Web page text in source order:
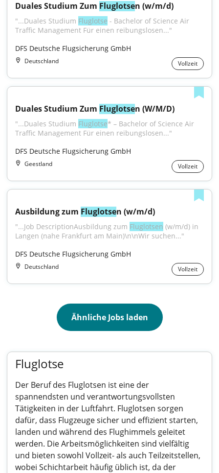
Duales Studium Zum Fluglotsen (w/m/d)
"...Duales Studium Fluglotse - Bachelor of Science Air
Traffic Management Für einen reibungslosen..."
DFS Deutsche Flugsicherung GmbH
Deutschland Vollzeit
Duales Studium Zum Fluglotsen (W/M/D)
"...Duales Studium Fluglotse* – Bachelor of Science Air
Traffic Management Für einen reibungslosen..."
DFS Deutsche Flugsicherung GmbH
Geestland Vollzeit
Ausbildung zum Fluglotsen (w/m/d)
"...Job DescriptionAusbildung zum Fluglotsen (w/m/d) in
Langen (nahe Frankfurt am Main)\n\nWir suchen..."
DFS Deutsche Flugsicherung GmbH
Deutschland Vollzeit
Ähnliche Jobs laden
Fluglotse
Der Beruf des Fluglotsen ist eine der
spannendsten und verantwortungsvollsten
Tätigkeiten in der Luftfahrt. Fluglotsen sorgen
dafür, dass Flugzeuge sicher und effizient starten,
landen und während des Flughimmels geleitet
werden. Die Arbeitsmöglichkeiten sind vielfältig
und bieten sowohl Vollzeit- als auch Teilzeitstellen,
wobei Schichtarbeit häufig üblich ist, da der